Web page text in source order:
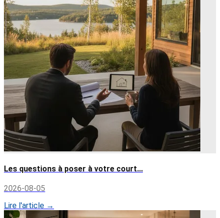
Les questions à poser à votre court...
2026-08-05
Lire l'article →